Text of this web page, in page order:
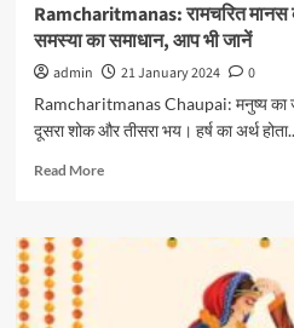
Ramcharitmanas: रामचरित मानस
समस्या का समाधान, आप भी जानें
admin 21 January 2024
0
Ramcharitmanas Chaupai: मनुष्य का
दूसरा शोक और तीसरा भय। हर्ष का अर्थ
Read More